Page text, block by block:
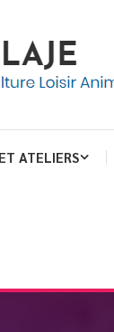
ATELIERS